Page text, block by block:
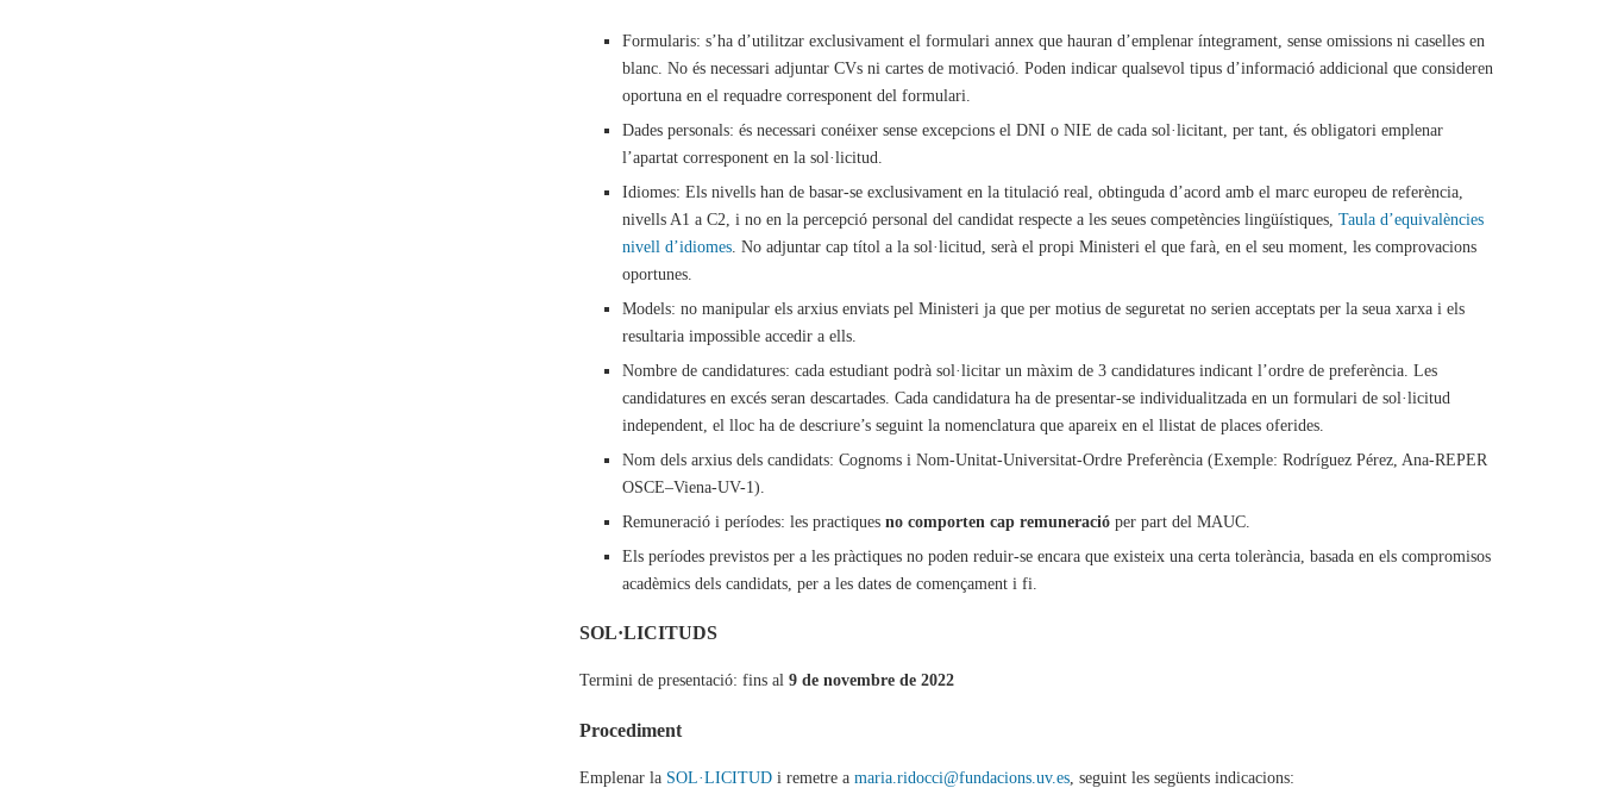
Formularis: s’ha d’utilitzar exclusivament el formulari annex que hauran d’emplenar íntegrament, sense omissions ni caselles en
blanc. No és necessari adjuntar CVs ni cartes de motivació. Poden indicar qualsevol tipus d’informació addicional que consideren
oportuna en el requadre corresponent del formulari.
Dades personals: és necessari conéixer sense excepcions el DNI o NIE de cada sol·licitant, per tant, és obligatori emplenar
l’apartat corresponent en la sol·licitud.
Idiomes: Els nivells han de basar-se exclusivament en la titulació real, obtinguda d’acord amb el marc europeu de referència,
nivells A1 a C2, i no en la percepció personal del candidat respecte a les seues competències lingüístiques, Taula d’equivalències
nivell d’idiomes. No adjuntar cap títol a la sol·licitud, serà el propi Ministeri el que farà, en el seu moment, les comprovacions
oportunes.
Models: no manipular els arxius enviats pel Ministeri ja que per motius de seguretat no serien acceptats per la seua xarxa i els
resultaria impossible accedir a ells.
Nombre de candidatures: cada estudiant podrà sol·licitar un màxim de 3 candidatures indicant l’ordre de preferència. Les
candidatures en excés seran descartades. Cada candidatura ha de presentar-se individualitzada en un formulari de sol·licitud
independent, el lloc ha de descriure’s seguint la nomenclatura que apareix en el llistat de places oferides.
Nom dels arxius dels candidats: Cognoms i Nom-Unitat-Universitat-Ordre Preferència (Exemple: Rodríguez Pérez, Ana-REPER
OSCE–Viena-UV-1).
Remuneració i períodes: les practiques no comporten cap remuneració per part del MAUC.
Els períodes previstos per a les pràctiques no poden reduir-se encara que existeix una certa tolerància, basada en els compromisos
acadèmics dels candidats, per a les dates de començament i fi.
SOL·LICITUDS
Termini de presentació: fins al 9 de novembre de 2022
Procediment
Emplenar la SOL·LICITUD i remetre a maria.ridocci@fundacions.uv.es, seguint les següents indicacions: